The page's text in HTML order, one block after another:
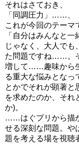
それはさておき、
「同調圧力」……、
これが今回のテーマ
「自分はみんなと
じゃなく、大人でも
た問題ですね……。
増して……趣味から
る重大な悩みとなっ
とかでそれが顕著と
を求めたのか、それ
か)。
……はぐプリから描
せる深刻な問題。や
題を考える場を視聴